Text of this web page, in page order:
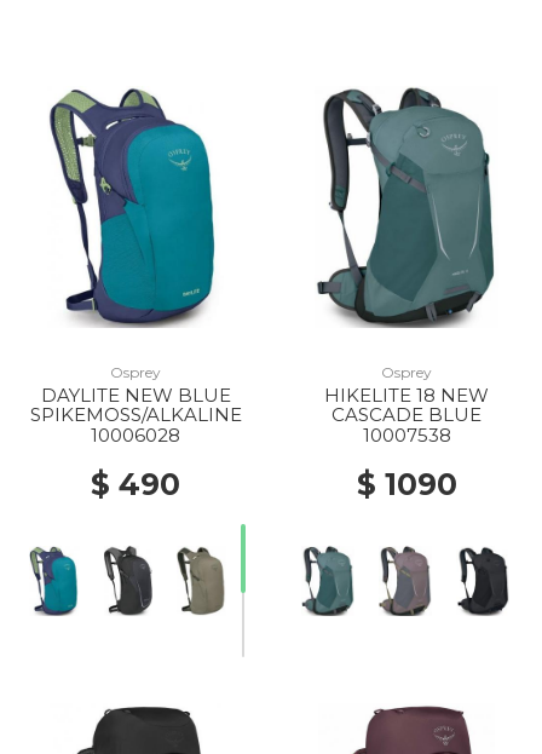
Osprey
DAYLITE NEW BLUE
SPIKEMOSS/ALKALINE
10006028
$ 490
Osprey
HIKELITE 18 NEW
CASCADE BLUE
10007538
$ 1090